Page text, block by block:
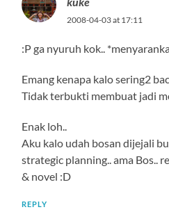
2008-04-03 at 17:11
:P ga nyuruh kok..
Emang kenapa kalo sering2
Tidak terbukti membuat jadi
Enak loh..
Aku kalo udah bosan dijejali
strategic planning.. ama Bos..
& novel :D
REPLY